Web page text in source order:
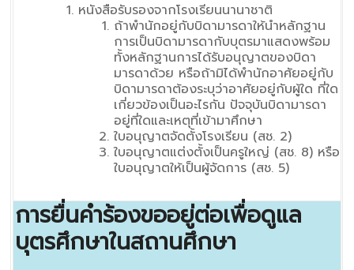
หนังสือรับรองจากโรงเรียนนานาชาติ
ถ้าพำนักอยู่กับบิดามารดาให้นำหลักฐาน
การเป็นบิดามารดากับบุตรมาแสดงพร้อม
ทั้งหลักฐานการได้รับอนุญาตของบิดา
มารดาด้วย หรือถ้ามิได้พำนักอาศัยอยู่กับ
บิดามารดาต้องระบุว่าอาศัยอยู่กับผู้ใด ที่ใด
เกี่ยวข้องเป็นอะไรกัน ปัจจุบันบิดามารดา
อยู่ที่ใดและเหตุที่เข้ามาศึกษา
ใบอนุญาตจัดตั้งโรงเรียน (สช. 2)
ใบอนุญาตแต่งตั้งเป็นครูใหญ่ (สช. 8) หรือ
ใบอนุญาตให้เป็นผู้จัดการ (สช. 5)
การยื่นคำร้องขออยู่ต่อเพื่อดูแล
บุตรศึกษาในสถานศึกษา